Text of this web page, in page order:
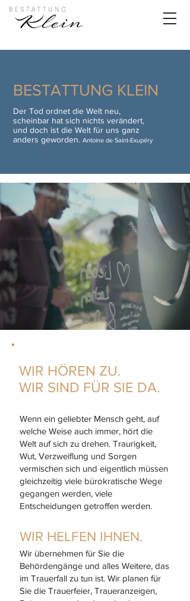
BESTATTUNG KLEIN
Der Tod ordnet die Welt neu,
scheinbar hat sich nichts verändert,
und doch ist die Welt für uns ganz
anders geworden. Antoine de Saint-Exupéry
WIR HÖREN ZU.
WIR SIND FÜR SIE DA.
Wenn ein geliebter Mensch geht, auf
welche Weise auch immer, hört die
Welt auf sich zu drehen. Traurigkeit,
Wut, Verzweiflung und Sorgen
vermischen sich und eigentlich müssen
gleichzeitig viele bürokratische Wege
gegangen werden, viele
Entscheidungen getroffen werden.
WIR HELFEN IHNEN.
Wir übernehmen für Sie die
Behördengänge und alles Weitere, das
im Trauerfall zu tun ist. Wir planen für
Sie die Trauerfeier, Traueranzeigen,